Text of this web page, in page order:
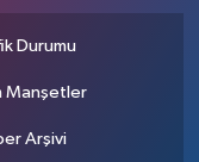
Durumu
Manşetler
Arşivi